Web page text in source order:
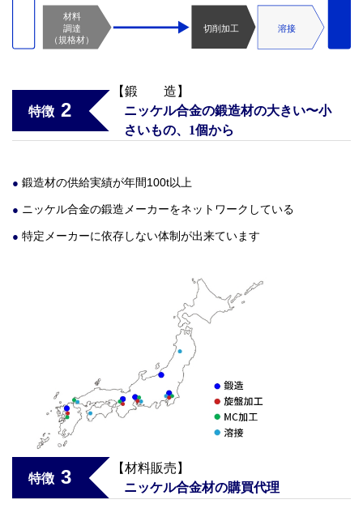
特徴 2
【鍛 造】
ニッケル合金の鍛造材の大きい〜小
さいもの、1個から
鍛造材の供給実績が年間100t以上
ニッケル合金の鍛造メーカーをネットワークしている
特定メーカーに依存しない体制が出来ています
特徴 3
【材料販売】
ニッケル合金材の購買代理